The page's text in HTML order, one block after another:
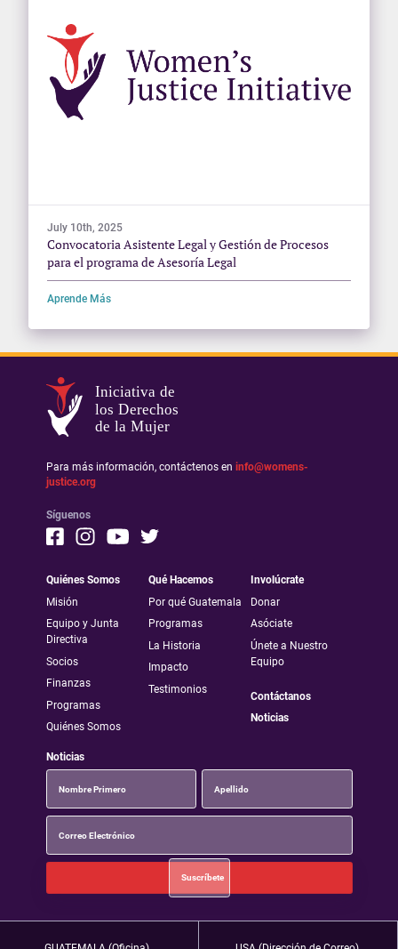
July 10th, 2025
Convocatoria Asistente Legal y Gestión de Procesos
para el programa de Asesoría Legal
Aprende Más
Iniciativa de
los Derechos
de la Mujer
Para más información, contáctenos en info@womens-
justice.org
Síguenos
Quiénes Somos
Misión
Equipo y Junta
Directiva
Socios
Finanzas
Programas
Quiénes Somos
Qué Hacemos
Por qué Guatemala
Programas
La Historia
Impacto
Testimonios
Involúcrate
Donar
Asóciate
Únete a Nuestro
Equipo
Contáctanos
Noticias
Noticias